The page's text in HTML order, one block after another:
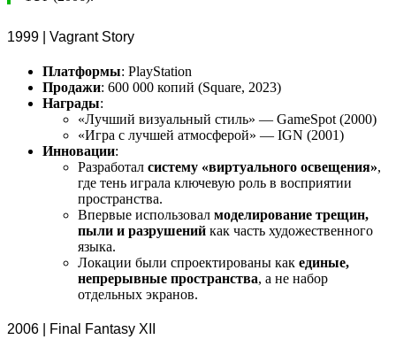
1999 | Vagrant Story
Платформы: PlayStation
Продажи: 600 000 копий (Square, 2023)
Награды:
«Лучший визуальный стиль» — GameSpot (2000)
«Игра с лучшей атмосферой» — IGN (2001)
Инновации:
Разработал систему «виртуального освещения»,
где тень играла ключевую роль в восприятии
пространства.
Впервые использовал моделирование трещин,
пыли и разрушений как часть художественного
языка.
Локации были спроектированы как единые,
непрерывные пространства, а не набор
отдельных экранов.
2006 | Final Fantasy XII